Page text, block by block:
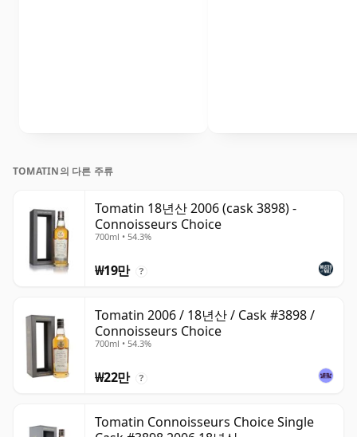
TOMATIN의 다른 주류
Tomatin 18년산 2006 (cask 3898) -
Connoisseurs Choice
700ml • 54.3%
₩19만 ?
Tomatin 2006 / 18년산 / Cask #3898 /
Connoisseurs Choice
700ml • 54.3%
₩22만 ?
Tomatin Connoisseurs Choice Single